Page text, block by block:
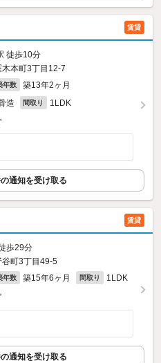
賃貸
徒歩10分
本町3丁目12-7
年数 築13年2ヶ月
造 間取り 1LDK
通知を受け取る
賃貸
歩29分
谷町3丁目49-5
年数 築15年6ヶ月 間取り 1LDK
通知を受け取る